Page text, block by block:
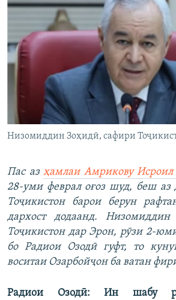
ГУЗОРИШҲОИ РАДИОӢ
Русский
ПАЙГИРӢ КУНЕД
Ҳамаи сомонаҳои RFE/RL
Низомиддин Зоҳидӣ, сафири
Пас аз ҳамлаи Амрикову Исроил
28-уми феврал оғоз шуд, беш аз
Тоҷикистон барои берун
дархост додаанд.
Тоҷикистон дар Эрон, рӯзи 2-
бо Радиои Озодӣ гуфт, то
воситаи Озарбойҷон ба ватан
Радиои Озодӣ: Ин шабу